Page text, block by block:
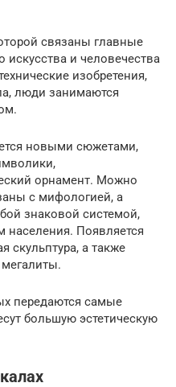
связаны главные
искусства и человечества
изобретения,
люди занимаются
новыми сюжетами,
орнамент. Можно
с мифологией, а
знаковой системой,
населения. Появляется
скульптура, а также
передаются самые
большую эстетическую